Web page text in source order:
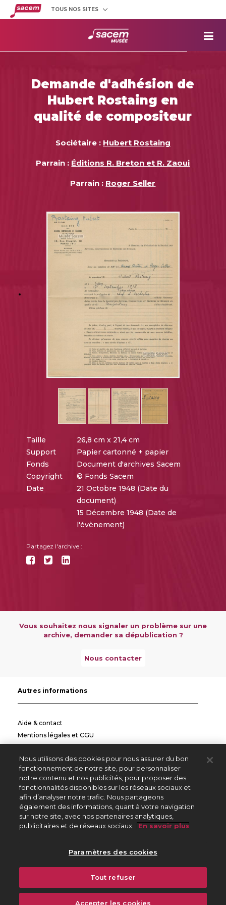
TOUS NOS SITES
Demande d'adhésion de
Hubert Rostaing en
qualité de compositeur
Sociétaire : Hubert Rostaing
Parrain : Éditions R. Breton et R. Zaoui
Parrain : Roger Seller
Taille
26,8 cm x 21,4 cm
Support
Papier cartonné + papier
Fonds
Document d'archives Sacem
Copyright
© Fonds Sacem
Date
21 Octobre 1948 (Date du
document)
15 Décembre 1948 (Date de
l'évènement)
Partagez l'archive :
Vous souhaitez nous signaler un problème sur une
archive, demander sa dépublication ?
Nous contacter
01 47 15 47 15
Autres informations
Aide & contact
Mentions légales et CGU
Informations pratiques
Autres sites
Créateurs Editeurs
Répertoire des Œuvres
Nous utilisons des cookies pour nous assurer du bon
fonctionnement de notre site, pour personnaliser
notre contenu et nos publicités, pour proposer des
fonctionnalités disponibles sur les réseaux sociaux et
afin d’analyser notre trafic. Nous partageons
également des informations, quant à votre navigation
sur notre site, avec nos partenaires analytiques,
publicitaires et de réseaux sociaux.
En savoir plus
Paramètres des cookies
Tout refuser
Accepter les cookies